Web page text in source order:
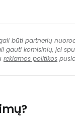
būti partnerių
gauti komisinių, jei
reklamos politikos